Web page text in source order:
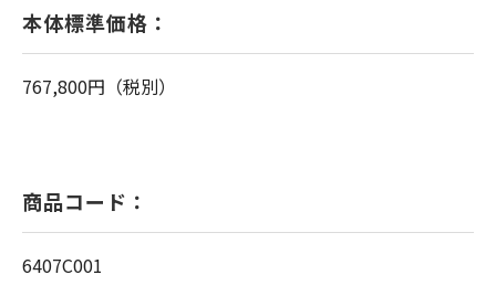
本体標準価格：
767,800円（税別）
商品コード：
6407C001